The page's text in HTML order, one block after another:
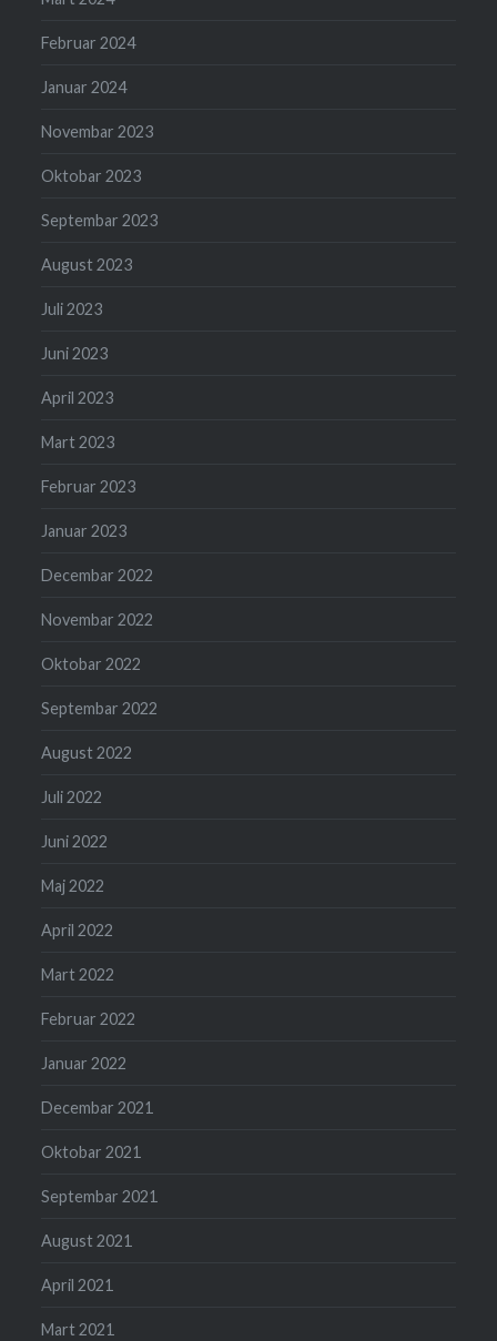
Februar 2024
Januar 2024
Novembar 2023
Oktobar 2023
Septembar 2023
August 2023
Juli 2023
Juni 2023
April 2023
Mart 2023
Februar 2023
Januar 2023
Decembar 2022
Novembar 2022
Oktobar 2022
Septembar 2022
August 2022
Juli 2022
Juni 2022
Maj 2022
April 2022
Mart 2022
Februar 2022
Januar 2022
Decembar 2021
Oktobar 2021
Septembar 2021
August 2021
April 2021
Mart 2021